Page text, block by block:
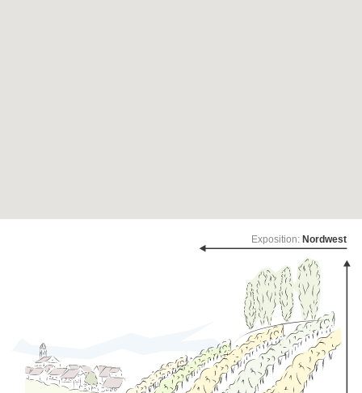
Exposition: Nordwest